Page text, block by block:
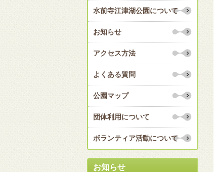
水前寺江津湖公園について
お知らせ
アクセス方法
よくある質問
公園マップ
団体利用について
ボランティア活動について
お知らせ